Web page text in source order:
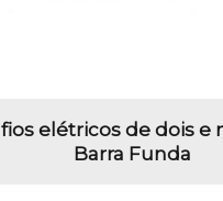
fios elétricos de dois e
Barra Funda